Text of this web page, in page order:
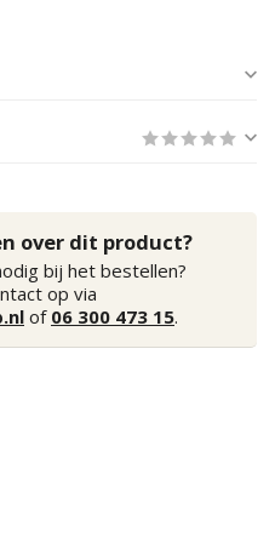
over dit product?
bij het bestellen?
op via
of 06 300 473 15.